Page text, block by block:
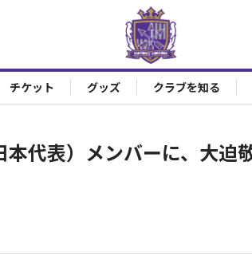
チケット グッズ クラブを知る
本代表）メンバーに、大迫